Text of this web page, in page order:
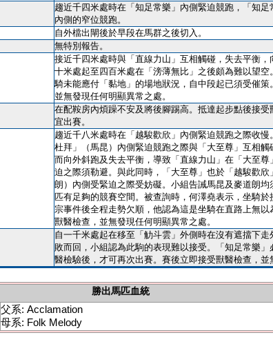
趨近千四米處時在「知足常樂」內側緊迫競跑，「知足
內側的窄位競跑。
自外檔出閘後於早段在馬群之後切入。
無特別報告。
接近千四米處時與「直線力山」互相觸碰，失去平衡
十米處起至四百米處在「滂薄無比」之後頗為難以望
騎未能應付「黏地」的場地狀況，自中段起已須受催策
並無發現任何明顯異常之處。
在配鞍房內煩躁不安及將後腳踢高。抵達起步點後接
宜出賽。
趨近千八米處時在「越駿歡欣」內側緊迫競跑之際收
杜拜」（馬昆）內側緊迫競跑之際與「大至尊」互相
而向外斜跑及失去平衡，導致「直線力山」在「大至
迫之際須勒避。與此同時，「大至尊」也於「越駿歡欣
朗）內側受緊迫之際受妨礙。小組告誡馬昆及麥道朗
匹有足夠的競賽空間。被查詢時，何澤堯表示，坐騎
宗事件後全程走勢欠順，他認為這是坐騎在直路上無
獸醫檢查，並無發現任何明顯異常之處。
自一千米處起在移至「觔斗雲」外側時在沒有遮擋下
敗而回，小組認為此駒的表現難以接受。「知足常樂
醫檢驗後，才可再次出賽。賽後立即接受獸醫檢查，並
勝出馬匹血統
父系: Acclamation
母系: Folk Melody